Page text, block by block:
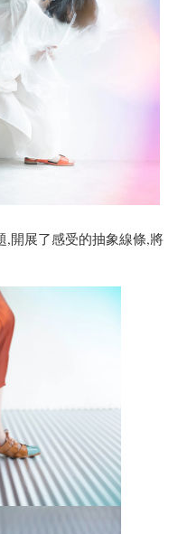
,開展了感受的抽象線條,將